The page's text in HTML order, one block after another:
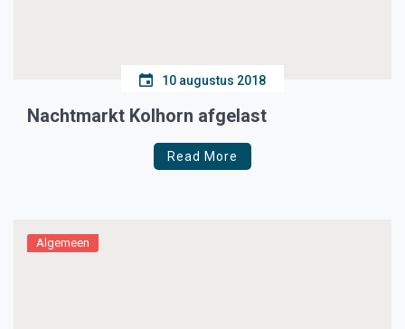
10 augustus 2018
Nachtmarkt Kolhorn afgelast
Read More
Algemeen